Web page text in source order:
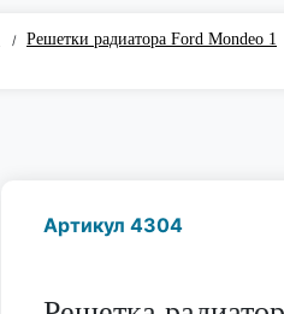
/ Решетки радиатора Ford Mondeo 1
Артикул 4304